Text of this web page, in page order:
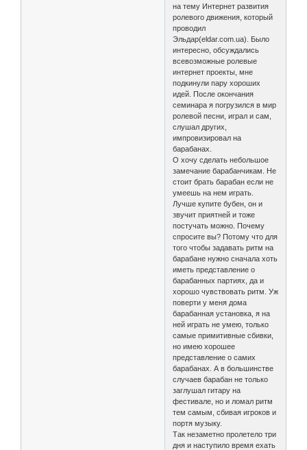
на тему Интернет развития
ролевого движения, который
проводил
Эльдар(eldar.com.ua). Было
интересно, обсуждались
всевозможные ролевые
интернет проекты, мне
подкинули пару хороших
идей. После окончания
семинара я погрузился в мир
ролевой песни, играл и сам,
слушал других,
импровизировал на
барабанах.
О хочу сделать небольшое
замечание барабанчикам. Не
стоит брать барабан если не
умеешь на нем играть.
Лучше купите бубен, он и
звучит приятней и тоже
постучать можно. Почему
спросите вы? Потому что для
того чтобы задавать ритм на
барабане нужно сначала хоть
иметь представление о
барабанных партиях, да и
хорошо чувствовать ритм. Уж
поверти у меня дома
барабанная установка, я на
ней играть не умею, только
самые примитивные сбивки,
но имею хорошее
представление о самих
барабанах. А в большинстве
случаев барабан не только
заглушал гитару на
фестивале, но и ломал ритм
тем самым, сбивая игроков и
портя музыку.
Так незаметно пролетело три
дня и наступило время ехать